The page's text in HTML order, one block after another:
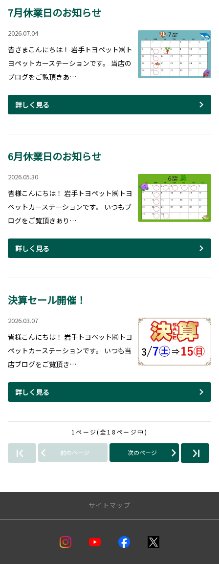
7月休業日のお知らせ
2026.07.04
皆さまこんにちは！ 岩手トヨペット㈱ト
ヨペットカーステーションです。 当店の
ブログをご覧頂きあ…
詳しく見る
6月休業日のお知らせ
2026.05.30
皆様こんにちは！ 岩手トヨペット㈱トヨ
ペットカーステーションです。 いつもブ
ログをご覧頂きあり…
詳しく見る
決算セール開催！
2026.03.07
皆様こんにちは！ 岩手トヨペット㈱トヨ
ペットカーステーションです。 いつも当
店ブログをご覧頂き…
詳しく見る
1ページ(全18ページ中)
前のページ 次のページ
サイトマップ